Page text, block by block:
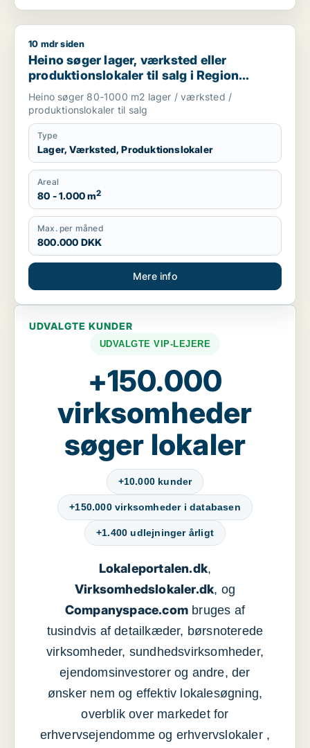
Heino søger lager, værksted eller produktionslokaler til salg
10 mdr siden
Heino søger lager, værksted eller
produktionslokaler til salg i Region
Sjælland
Heino søger 80-1000 m2 lager / værksted /
produktionslokaler til salg
Type
Lager, Værksted, Produktionslokaler
Areal
80 - 1.000 m2
Max. per måned
800.000 DKK
Mere info
UDVALGTE KUNDER
UDVALGTE VIP-LEJERE
+150.000
virksomheder
søger lokaler
+10.000 kunder
+150.000 virksomheder i databasen
+1.400 udlejninger årligt
Lokaleportalen.dk,
Virksomhedslokaler.dk, og
Companyspace.com bruges af
tusindvis af detailkæder, børsnoterede
virksomheder, sundhedsvirksomheder,
ejendomsinvestorer og andre, der
ønsker nem og effektiv lokalesøgning,
overblik over markedet for
erhvervsejendomme og erhvervslokaler ,